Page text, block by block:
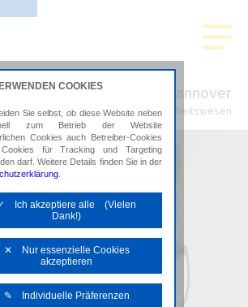
ADVISION Hannover
Steuerberatung im Gesundheitswesen
COOKIES
Sie selbst, ob diese Website neben
zum Betrieb der Website
Cookies auch Betreiber-Cookies
für Tracking und Targeting
darf. Weitere Details finden Sie in der
Ich akzeptiere alle (Vielen
Dank!)
✕ Nur essenzielle Cookies
akzeptieren
✎ Individuelle Präferenzen